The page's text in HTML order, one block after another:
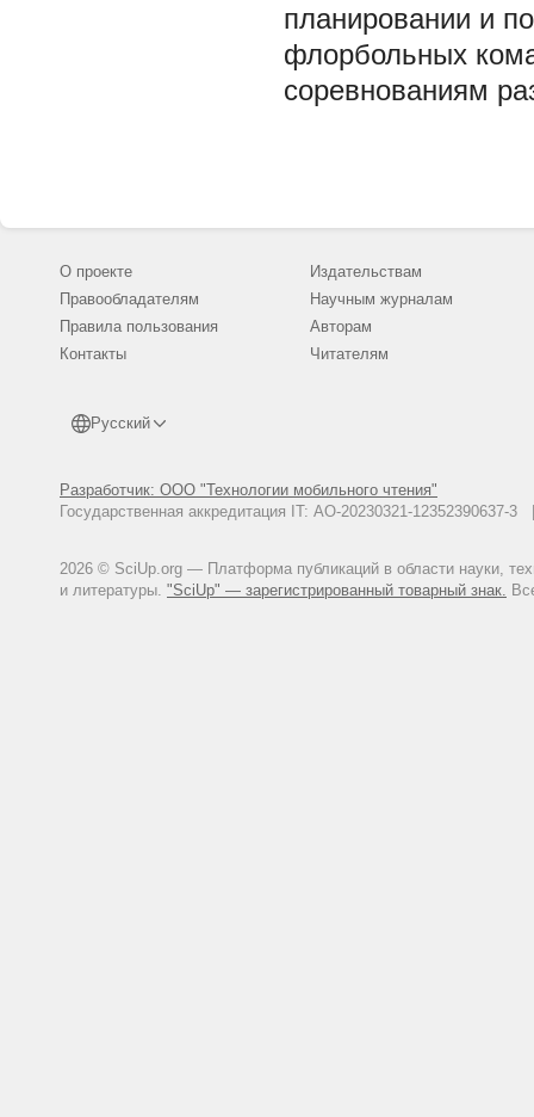
планировании и
флорбольных
соревнованиям
О проекте
Правообладателям
Правила пользования
Контакты
Русский
Разработчик: ООО "Технологии мобильного чтения"
Государственная аккредитация IT: АО-20230321-
2026 © SciUp.org — Платформа публикаций в области науки,
и литературы. "SciUp" — зарегистрированный товарный знак.
Издательствам
Научным журналам
Авторам
Читателям